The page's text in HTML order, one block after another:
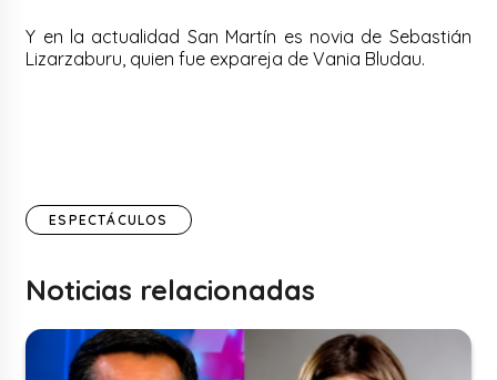
Y en la actualidad San Martín es novia de Sebastián
Lizarzaburu, quien fue expareja de Vania Bludau.
ESPECTÁCULOS
Noticias relacionadas